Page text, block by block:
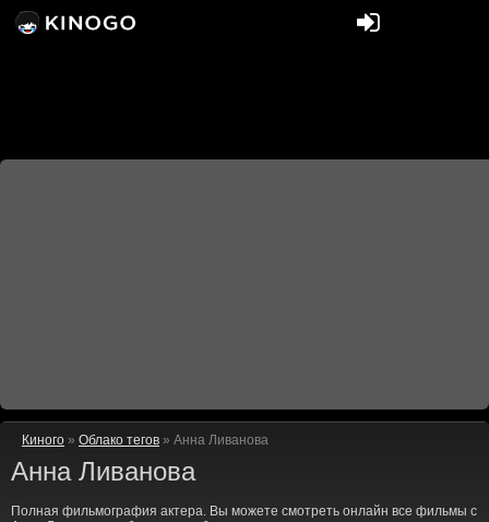
Киного » Облако тегов » Анна Ливанова
Анна Ливанова
Полная фильмография актера. Вы можете смотреть онлайн все фильмы с